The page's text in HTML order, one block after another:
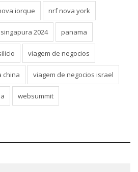
iorque nrf nova york
2024 panama
viagem de negocios
china viagem de negocios israel
websummit